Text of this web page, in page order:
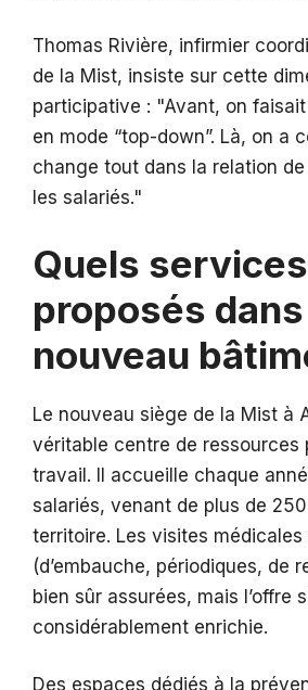
Thomas Rivière, infirmier
de la Mist, insiste sur cette
participative :
Avant, on
en mode “top-down”. Là, on a
change tout dans la relation
les salariés.
Quels
proposés
nouveau
Le nouveau siège de la Mist à
véritable centre de ressources
travail. Il accueille chaque
salariés, venant de plus de
territoire. Les visites
(d’embauche, périodiques, de
bien sûr assurées, mais l’offre
considérablement enrichie.
Des espaces dédiés à la